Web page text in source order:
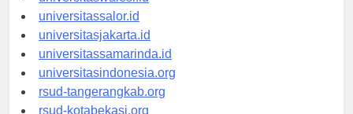
universitaswalesi.id
universitassalor.id
universitasjakarta.id
universitassamarinda.id
universitasindonesia.org
rsud-tangerangkab.org